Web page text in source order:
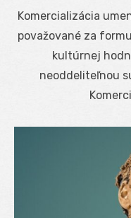
Komercializácia
považované za
kultúrnej
neoddeliteľnou